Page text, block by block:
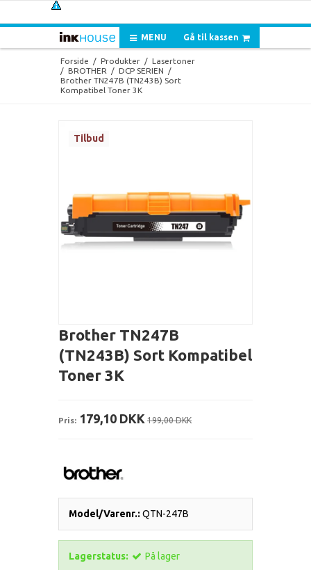
Gå til kassen
MENU
Forside / Produkter / Lasertoner
/ BROTHER / DCP SERIEN
/
Brother TN247B (TN243B) Sort
Kompatibel Toner 3K
Tilbud
Brother TN247B
(TN243B) Sort Kompatibel
Toner 3K
Pris: 179,10 DKK 199,00 DKK
Model/Varenr.: QTN-247B
Lagerstatus: På lager